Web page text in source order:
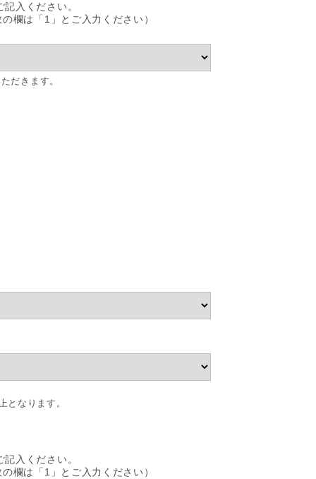
入ください。
欄は「1」とご入力ください）
だきます。
となります。
入ください。
欄は「1」とご入力ください）